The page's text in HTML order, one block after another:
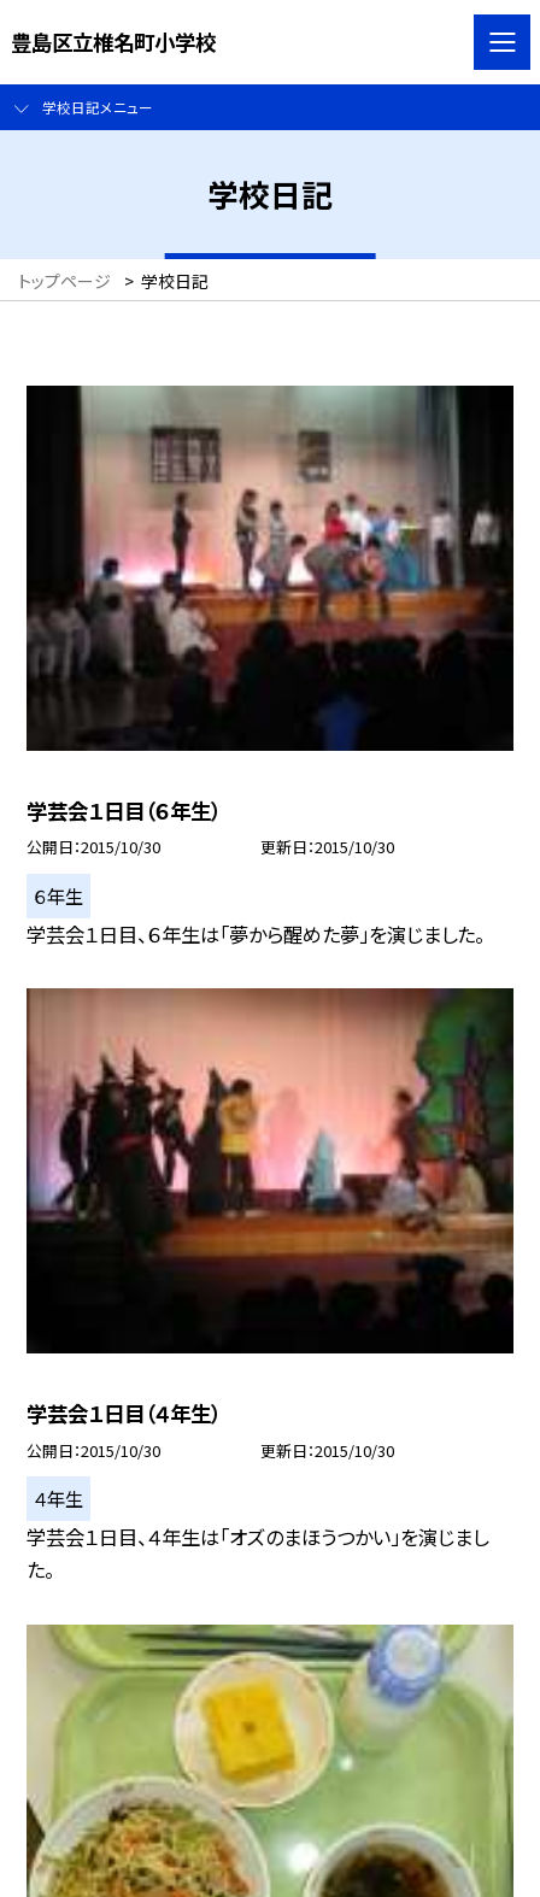
豊島区立椎名町小学校
学校日記メニュー
学校日記
トップページ > 学校日記
学芸会１日目（６年生）
公開日 2015/10/30 更新日 2015/10/30
６年生
学芸会１日目、６年生は「夢から醒めた夢」を演じました。
学芸会１日目（４年生）
公開日 2015/10/30 更新日 2015/10/30
４年生
学芸会１日目、４年生は「オズのまほうつかい」を演じまし
た。